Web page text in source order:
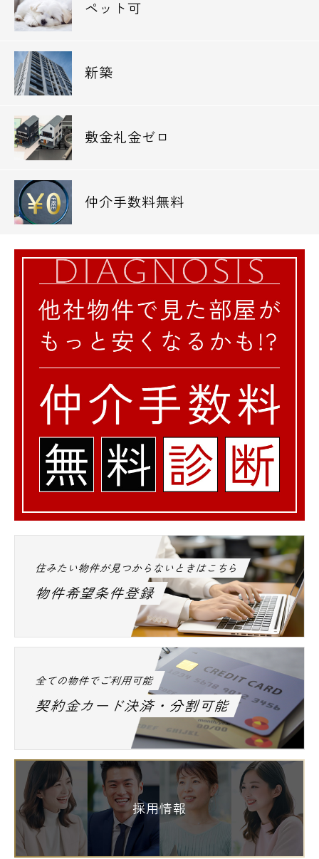
ペット可
新築
敷金礼金ゼロ
仲介手数料無料
住みたい物件が見つからないときはこちら
物件希望条件登録
全ての物件でご利用可能
契約金カード決済・分割可能
採用情報
営業時間 10：00～18：00
お問い合わせ